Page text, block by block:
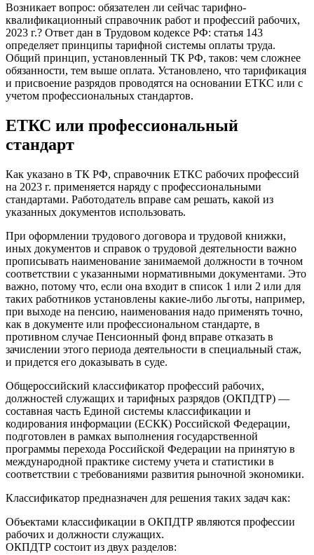
Возникает вопрос: обязателен ли сейчас тарифно-
квалификационный справочник работ и профессий рабочих,
2023 г.? Ответ дан в Трудовом кодексе РФ: статья 143
определяет принципы тарифной системы оплаты труда.
Общий принцип, установленный ТК РФ, таков: чем сложнее
обязанности, тем выше оплата. Установлено, что тарификация
и присвоение разрядов проводятся на основании ЕТКС или с
учетом профессиональных стандартов.
ЕТКС или профессиональный
стандарт
Как указано в ТК РФ, справочник ЕТКС рабочих профессий
на 2023 г. применяется наряду с профессиональными
стандартами. Работодатель вправе сам решать, какой из
указанных документов использовать.
При оформлении трудового договора и трудовой книжки,
иных документов и справок о трудовой деятельности важно
прописывать наименование занимаемой должности в точном
соответствии с указанными нормативными документами. Это
важно, потому что, если она входит в список 1 или 2 или для
таких работников установлены какие-либо льготы, например,
при выходе на пенсию, наименования надо применять точно,
как в документе или профессиональном стандарте, в
противном случае Пенсионный фонд вправе отказать в
зачислении этого периода деятельности в специальный стаж,
и придется его доказывать в суде.
Общероссийский классификатор профессий рабочих,
должностей служащих и тарифных разрядов (ОКПДТР) —
составная часть Единой системы классификации и
кодирования информации (ЕСКК) Российской Федерации,
подготовлен в рамках выполнения государственной
программы перехода Российской Федерации на принятую в
международной практике систему учета и статистики в
соответствии с требованиями развития рыночной экономики.
Классификатор предназначен для решения таких задач как:
Объектами классификации в ОКПДТР являются профессии
рабочих и должности служащих.
ОКПДТР состоит из двух разделов: